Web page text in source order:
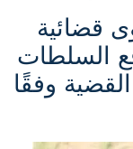
قضائية
السلطات
وفقًا